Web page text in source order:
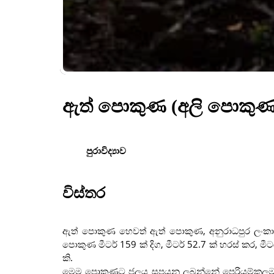
ඇත් පොකුණ (අලි පොකුණ)
පුරාවිද්‍යාව
විස්තර
ඇත් පොකුණ හෙවත් ඇත් පොකුණ, අනුරාධපුර
පොකුණ මීටර් 159 ක් දිග, මීටර් 52.7 ක් හරස් කර,
කි.
මෙම පොකුණට ජලය සපයනු ලබන්නේ පෙරියම්කුලම